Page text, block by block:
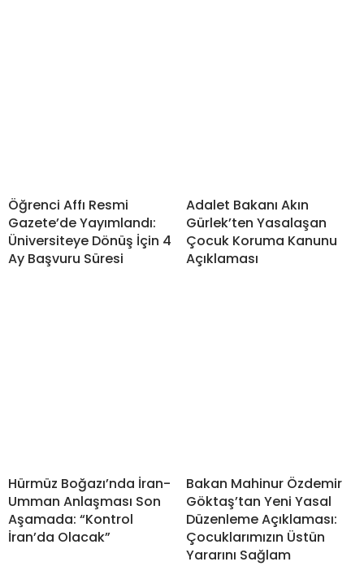
Öğrenci Affı Resmi
Gazete’de Yayımlandı:
Üniversiteye Dönüş İçin 4
Ay Başvuru Süresi
Adalet Bakanı Akın
Gürlek’ten Yasalaşan
Çocuk Koruma Kanunu
Açıklaması
Hürmüz Boğazı’nda İran-
Umman Anlaşması Son
Aşamada: “Kontrol
İran’da Olacak”
Bakan Mahinur Özdemir
Göktaş’tan Yeni Yasal
Düzenleme Açıklaması:
Çocuklarımızın Üstün
Yararını Sağlam